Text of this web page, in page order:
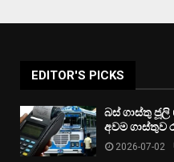
EDITOR'S PICKS
බස් ගාස්තු ජූලි
අවම ගාස්තුව
2026-07-02